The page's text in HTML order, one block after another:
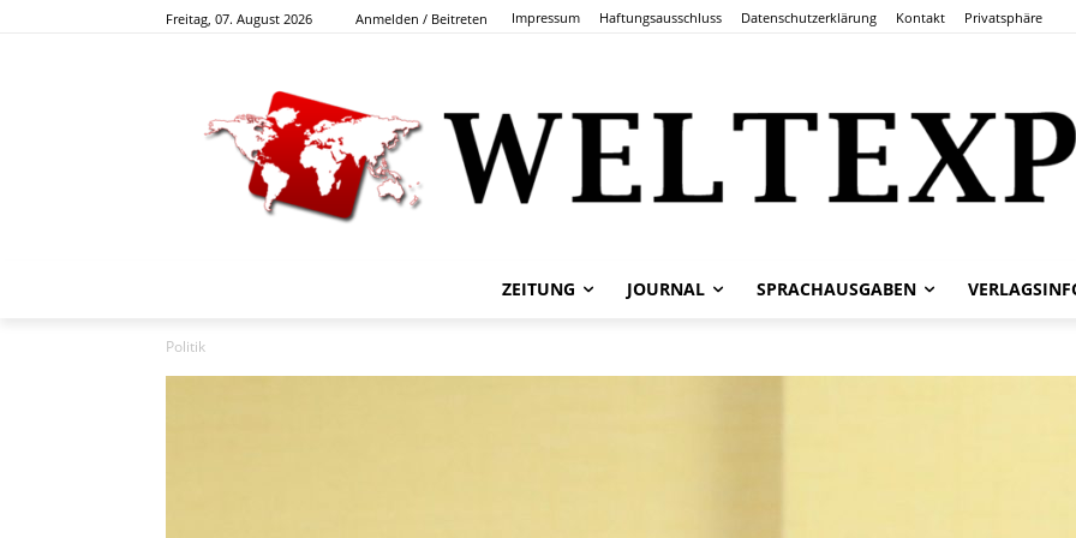
Freitag, 07. August 2026 Anmelden / Beitreten Impressum Haftungsausschluss Datenschutzerklärung Kontakt Privatsphäre
ZEITUNG JOURNAL SPRACHAUSGABEN
Politik